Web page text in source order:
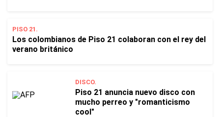
PISO 21.
Los colombianos de Piso 21 colaboran con el rey del
verano británico
DISCO.
Piso 21 anuncia nuevo disco con
mucho perreo y "romanticismo
cool"